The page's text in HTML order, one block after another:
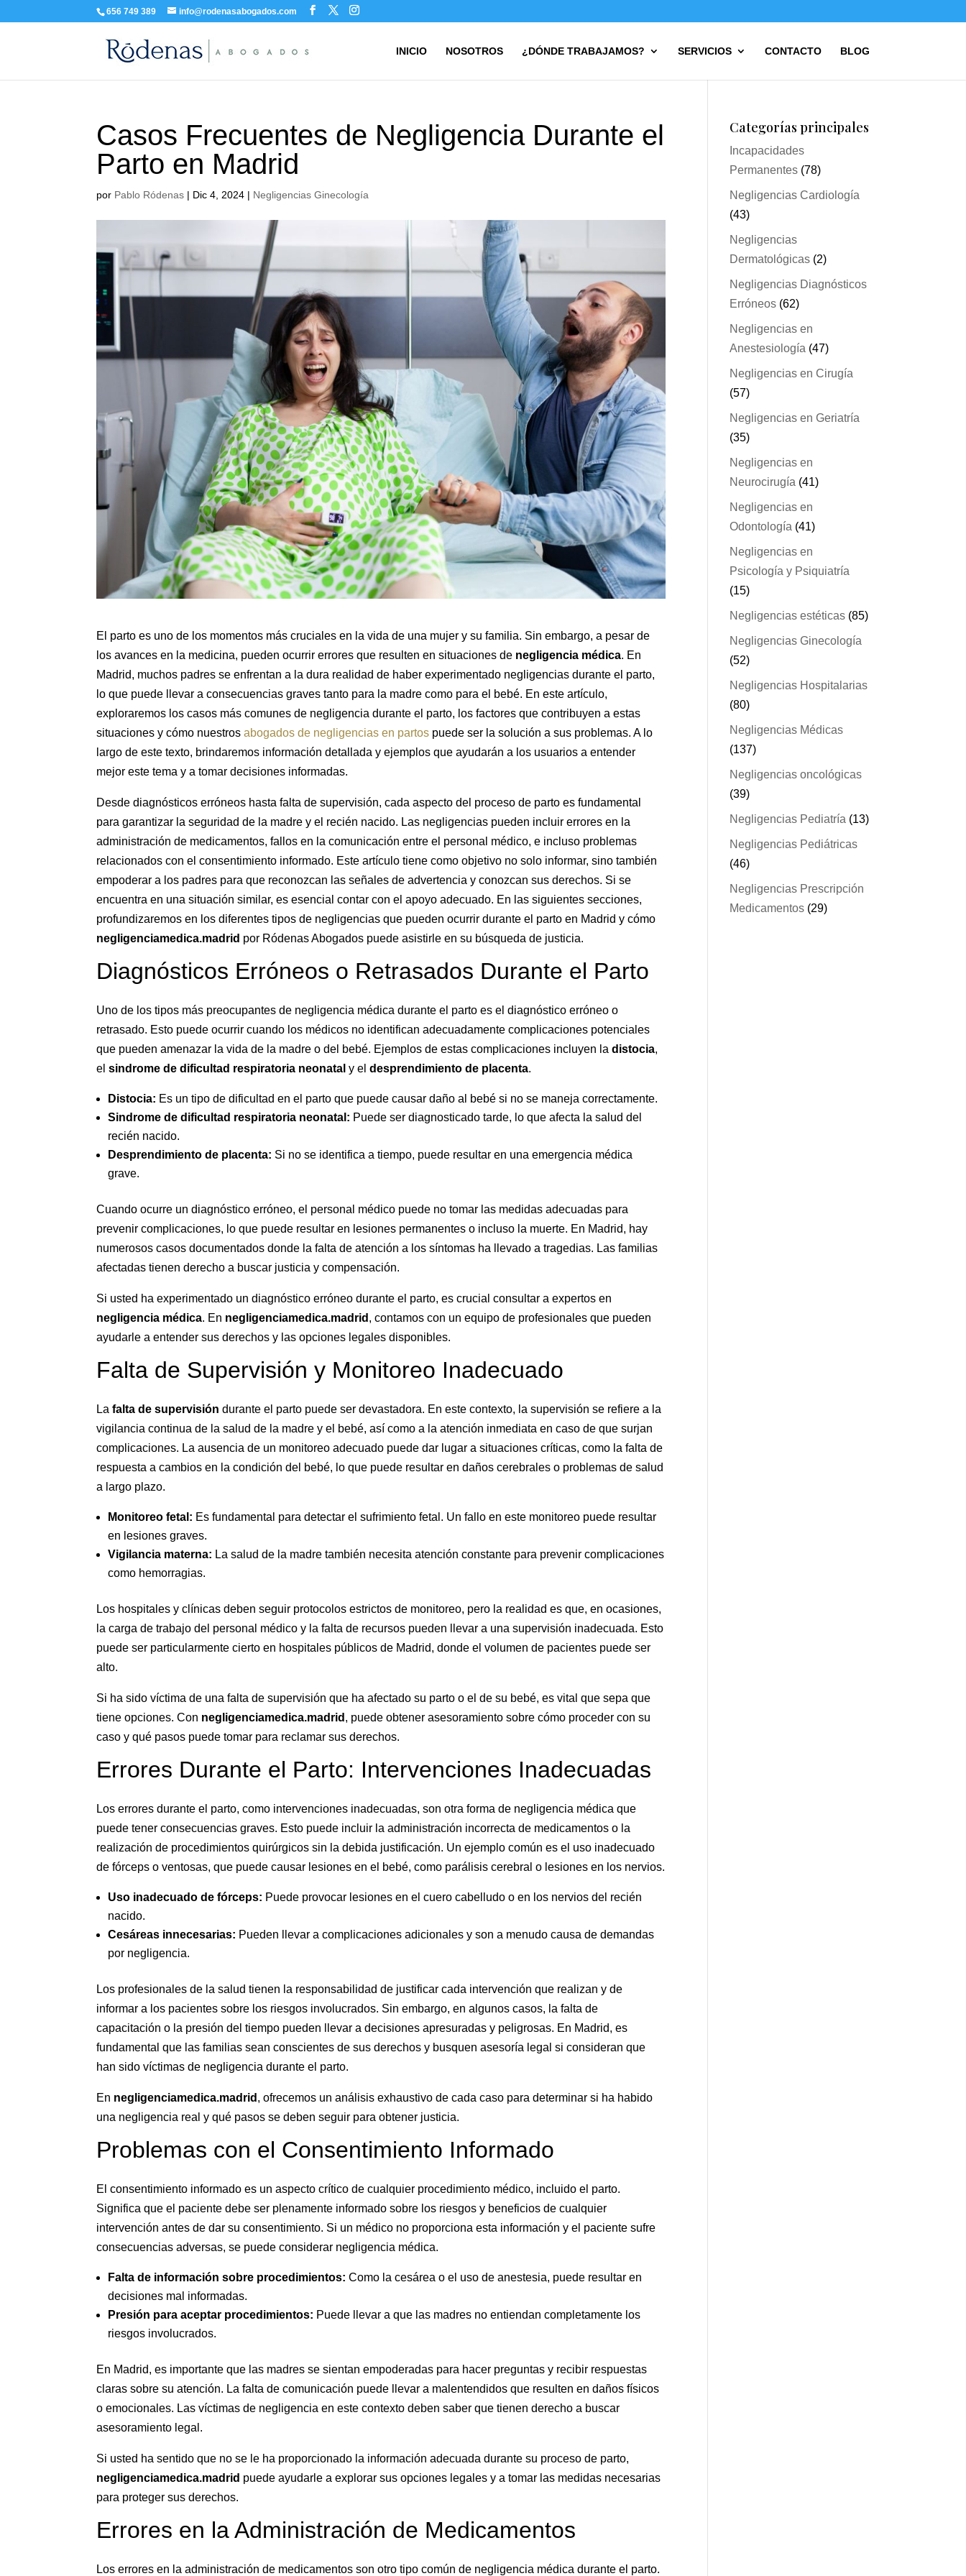
656 749 389 info@rodenasabogados.com
INICIO NOSOTROS ¿DÓNDE TRABAJAMOS? SERVICIOS CONTACTO BLOG
Casos Frecuentes de Negligencia Durante el
Parto en Madrid
por Pablo Ródenas | Dic 4, 2024 | Negligencias Ginecología
El parto es uno de los momentos más cruciales en la vida de una mujer y su familia. Sin embargo, a pesar de
los avances en la medicina, pueden ocurrir errores que resulten en situaciones de negligencia médica. En
Madrid, muchos padres se enfrentan a la dura realidad de haber experimentado negligencias durante el parto,
lo que puede llevar a consecuencias graves tanto para la madre como para el bebé. En este artículo,
exploraremos los casos más comunes de negligencia durante el parto, los factores que contribuyen a estas
situaciones y cómo nuestrosabogados de negligencias en partos puede ser la solución a sus problemas. A lo
largo de este texto, brindaremos información detallada y ejemplos que ayudarán a los usuarios a entender
mejor este tema y a tomar decisiones informadas.
Desde diagnósticos erróneos hasta falta de supervisión, cada aspecto del proceso de parto es fundamental
para garantizar la seguridad de la madre y el recién nacido. Las negligencias pueden incluir errores en la
administración de medicamentos, fallos en la comunicación entre el personal médico, e incluso problemas
relacionados con el consentimiento informado. Este artículo tiene como objetivo no solo informar, sino también
empoderar a los padres para que reconozcan las señales de advertencia y conozcan sus derechos. Si se
encuentra en una situación similar, es esencial contar con el apoyo adecuado. En las siguientes secciones,
profundizaremos en los diferentes tipos de negligencias que pueden ocurrir durante el parto en Madrid y cómo
negligenciamedica.madrid por Ródenas Abogados puede asistirle en su búsqueda de justicia.
Diagnósticos Erróneos o Retrasados Durante el Parto
Uno de los tipos más preocupantes de negligencia médica durante el parto es el diagnóstico erróneo o
retrasado. Esto puede ocurrir cuando los médicos no identifican adecuadamente complicaciones potenciales
que pueden amenazar la vida de la madre o del bebé. Ejemplos de estas complicaciones incluyen ladistocia,
elsindrome de dificultad respiratoria neonatal y eldesprendimiento de placenta.
Distocia: Es un tipo de dificultad en el parto que puede causar daño al bebé si no se maneja correctamente.
Sindrome de dificultad respiratoria neonatal: Puede ser diagnosticado tarde, lo que afecta la salud del
recién nacido.
Desprendimiento de placenta: Si no se identifica a tiempo, puede resultar en una emergencia médica
grave.
Cuando ocurre un diagnóstico erróneo, el personal médico puede no tomar las medidas adecuadas para
prevenir complicaciones, lo que puede resultar en lesiones permanentes o incluso la muerte. En Madrid, hay
numerosos casos documentados donde la falta de atención a los síntomas ha llevado a tragedias. Las familias
afectadas tienen derecho a buscar justicia y compensación.
Si usted ha experimentado un diagnóstico erróneo durante el parto, es crucial consultar a expertos en
negligencia médica. En negligenciamedica.madrid , contamos con un equipo de profesionales que pueden
ayudarle a entender sus derechos y las opciones legales disponibles.
Falta de Supervisión y Monitoreo Inadecuado
Lafalta de supervisión durante el parto puede ser devastadora. En este contexto, la supervisión se refiere a la
vigilancia continua de la salud de la madre y el bebé, así como a la atención inmediata en caso de que surjan
complicaciones. La ausencia de un monitoreo adecuado puede dar lugar a situaciones críticas, como la falta de
respuesta a cambios en la condición del bebé, lo que puede resultar en daños cerebrales o problemas de salud
a largo plazo.
Monitoreo fetal: Es fundamental para detectar el sufrimiento fetal. Un fallo en este monitoreo puede resultar
en lesiones graves.
Vigilancia materna: La salud de la madre también necesita atención constante para prevenir complicaciones
como hemorragias.
Los hospitales y clínicas deben seguir protocolos estrictos de monitoreo, pero la realidad es que, en ocasiones,
la carga de trabajo del personal médico y la falta de recursos pueden llevar a una supervisión inadecuada. Esto
puede ser particularmente cierto en hospitales públicos de Madrid, donde el volumen de pacientes puede ser
alto.
Si ha sido víctima de una falta de supervisión que ha afectado su parto o el de su bebé, es vital que sepa que
tiene opciones. Con negligenciamedica.madrid , puede obtener asesoramiento sobre cómo proceder con su
caso y qué pasos puede tomar para reclamar sus derechos.
Errores Durante el Parto: Intervenciones Inadecuadas
Los errores durante el parto, como intervenciones inadecuadas, son otra forma de negligencia médica que
puede tener consecuencias graves. Esto puede incluir la administración incorrecta de medicamentos o la
realización de procedimientos quirúrgicos sin la debida justificación. Un ejemplo común es el uso inadecuado
de fórceps o ventosas, que puede causar lesiones en el bebé, como parálisis cerebral o lesiones en los nervios.
Uso inadecuado de fórceps: Puede provocar lesiones en el cuero cabelludo o en los nervios del recién
nacido.
Cesáreas innecesarias: Pueden llevar a complicaciones adicionales y son a menudo causa de demandas
por negligencia.
Los profesionales de la salud tienen la responsabilidad de justificar cada intervención que realizan y de
informar a los pacientes sobre los riesgos involucrados. Sin embargo, en algunos casos, la falta de
capacitación o la presión del tiempo pueden llevar a decisiones apresuradas y peligrosas. En Madrid, es
fundamental que las familias sean conscientes de sus derechos y busquen asesoría legal si consideran que
han sido víctimas de negligencia durante el parto.
En negligenciamedica.madrid , ofrecemos un análisis exhaustivo de cada caso para determinar si ha habido
una negligencia real y qué pasos se deben seguir para obtener justicia.
Problemas con el Consentimiento Informado
El consentimiento informado es un aspecto crítico de cualquier procedimiento médico, incluido el parto.
Significa que el paciente debe ser plenamente informado sobre los riesgos y beneficios de cualquier
intervención antes de dar su consentimiento. Si un médico no proporciona esta información y el paciente sufre
consecuencias adversas, se puede considerar negligencia médica.
Falta de información sobre procedimientos: Como la cesárea o el uso de anestesia, puede resultar en
decisiones mal informadas.
Presión para aceptar procedimientos: Puede llevar a que las madres no entiendan completamente los
riesgos involucrados.
En Madrid, es importante que las madres se sientan empoderadas para hacer preguntas y recibir respuestas
claras sobre su atención. La falta de comunicación puede llevar a malentendidos que resulten en daños físicos
o emocionales. Las víctimas de negligencia en este contexto deben saber que tienen derecho a buscar
asesoramiento legal.
Si usted ha sentido que no se le ha proporcionado la información adecuada durante su proceso de parto,
negligenciamedica.madrid puede ayudarle a explorar sus opciones legales y a tomar las medidas necesarias
para proteger sus derechos.
Errores en la Administración de Medicamentos
Los errores en la administración de medicamentos son otro tipo común de negligencia médica durante el parto.
Categorías principales
Incapacidades
Permanentes (78)
Negligencias Cardiología
(43)
Negligencias
Dermatológicas (2)
Negligencias Diagnósticos
Erróneos (62)
Negligencias en
Anestesiología (47)
Negligencias en Cirugía
(57)
Negligencias en Geriatría
(35)
Negligencias en
Neurocirugía (41)
Negligencias en
Odontología (41)
Negligencias en
Psicología y Psiquiatría
(15)
Negligencias estéticas (85)
Negligencias Ginecología
(52)
Negligencias Hospitalarias
(80)
Negligencias Médicas
(137)
Negligencias oncológicas
(39)
Negligencias Pediatría (13)
Negligencias Pediátricas
(46)
Negligencias Prescripción
Medicamentos (29)